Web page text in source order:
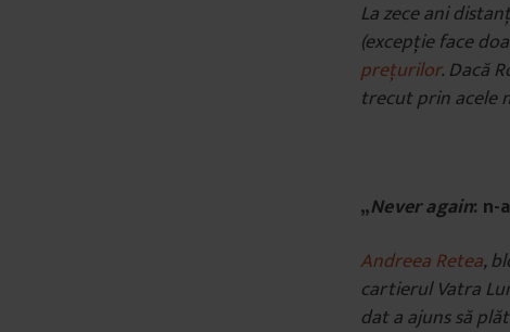
La zece ani
(excepție face
prețurilor. Dacă
trecut prin acele
„Never again: n-
Andreea Retea,
cartierul Vatra
dat a ajuns să